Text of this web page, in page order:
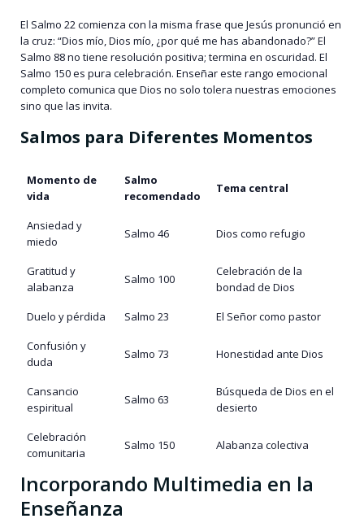
El Salmo 22 comienza con la misma frase que Jesús pronunció en
la cruz: “Dios mío, Dios mío, ¿por qué me has abandonado?” El
Salmo 88 no tiene resolución positiva; termina en oscuridad. El
Salmo 150 es pura celebración. Enseñar este rango emocional
completo comunica que Dios no solo tolera nuestras emociones
sino que las invita.
Salmos para Diferentes Momentos
Momento de
vida
Salmo
recomendado
Tema central
Ansiedad y
miedo
Salmo 46 Dios como refugio
Gratitud y
alabanza
Salmo 100
Celebración de la
bondad de Dios
Duelo y pérdida
Salmo 23
El Señor como pastor
Confusión y
duda
Salmo 73 Honestidad ante Dios
Cansancio
espiritual
Salmo 63
Búsqueda de Dios en el
desierto
Celebración
comunitaria
Salmo 150 Alabanza colectiva
Incorporando Multimedia en la
Enseñanza